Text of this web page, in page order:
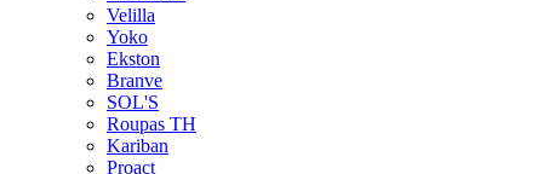
Velilla
Yoko
Ekston
Branve
SOL'S
Roupas TH
Kariban
Proact